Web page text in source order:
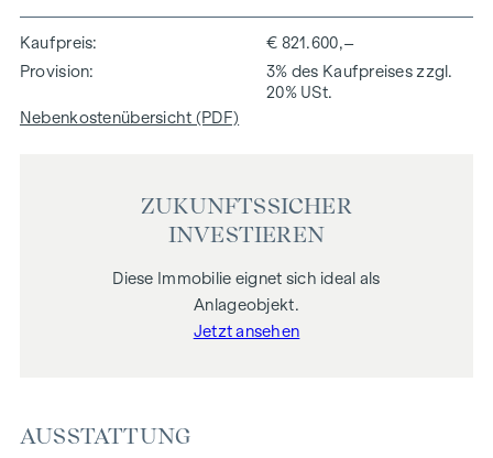
Kaufpreis
€ 821.600,–
Provision
3% des Kaufpreises zzgl.
20% USt.
Nebenkostenübersicht (PDF)
ZUKUNFTSSICHER
INVESTIEREN
Diese Immobilie eignet sich ideal als
Anlageobjekt.
Jetzt ansehen
AUSSTATTUNG